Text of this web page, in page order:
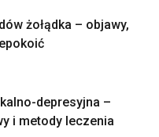
żołądka – objawy,
depresyjna –
i metody leczenia